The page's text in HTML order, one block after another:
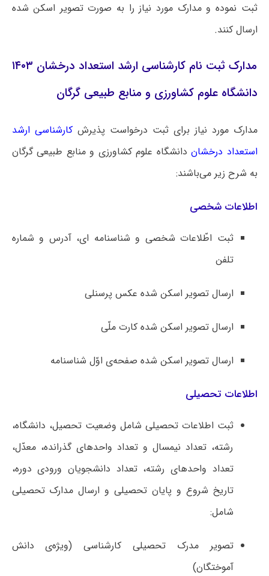
ثبت نموده و مدارک مورد نیاز را به صورت تصویر اسکن شده
ارسال کنند.
مدارک ثبت نام کارشناسی ارشد استعداد درخشان ۱۴۰۳
دانشگاه علوم کشاورزی و منابع طبیعی گرگان
مدارک مورد نیاز برای ثبت درخواست پذیرشکارشناسی ارشد
استعداد درخشان دانشگاه ‌علوم کشاورزی و منابع طبیعی گرگان
به شرح زیر می‌باشند:
اطلاعات شخصی
ثبت اطّلاعات شخصی و شناسنامه ای، آدرس و شماره
تلفن
ارسال تصویر اسکن شده عکس پرسنلی
ارسال تصویر اسکن شده کارت ملّی
ارسال تصویر اسکن شده صفحه‌ی اوّل شناسنامه
اطلاعات تحصیلی
ثبت اطلاعات تحصیلی شامل وضعیت تحصیل، دانشگاه،
رشته، تعداد نیمسال و تعداد واحدهای گذرانده، معدّل،
تعداد واحدهای رشته، تعداد دانشجویان ورودی دوره،
تاریخ شروع و پایان تحصیلی و ارسال مدارک تحصیلی
شامل:
تصویر مدرک تحصیلی کارشناسی (ویژه‌ی دانش
آموختگان)